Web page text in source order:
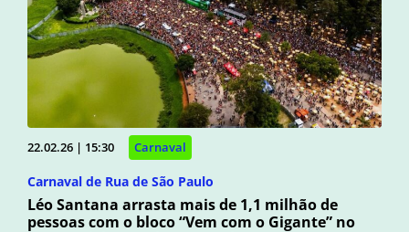
22.02.26 | 15:30 Carnaval
Carnaval de Rua de São Paulo
Léo Santana arrasta mais de 1,1 milhão de
pessoas com o bloco “Vem com o Gigante” no